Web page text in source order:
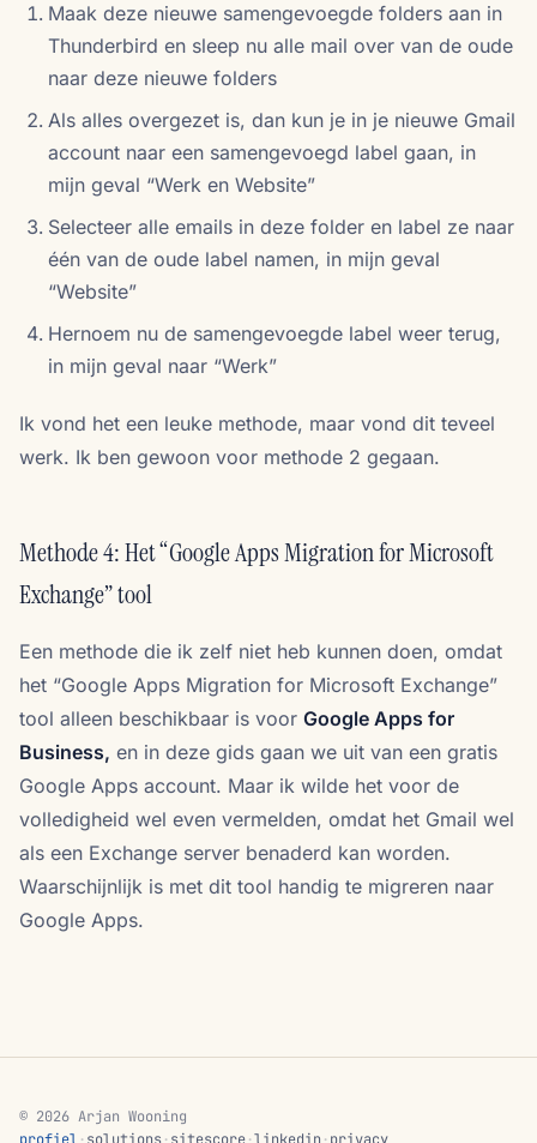
Maak deze nieuwe samengevoegde folders aan in
Thunderbird en sleep nu alle mail over van de oude
naar deze nieuwe folders
Als alles overgezet is, dan kun je in je nieuwe Gmail
account naar een samengevoegd label gaan, in
mijn geval “Werk en Website”
Selecteer alle emails in deze folder en label ze naar
één van de oude label namen, in mijn geval
“Website”
Hernoem nu de samengevoegde label weer terug,
in mijn geval naar “Werk”
Ik vond het een leuke methode, maar vond dit teveel
werk. Ik ben gewoon voor methode 2 gegaan.
Methode 4: Het “Google Apps Migration for Microsoft
Exchange” tool
Een methode die ik zelf niet heb kunnen doen, omdat
het “Google Apps Migration for Microsoft Exchange”
tool alleen beschikbaar is voor Google Apps for
Business, en in deze gids gaan we uit van een gratis
Google Apps account. Maar ik wilde het voor de
volledigheid wel even vermelden, omdat het Gmail wel
als een Exchange server benaderd kan worden.
Waarschijnlijk is met dit tool handig te migreren naar
Google Apps.
© 2026 Arjan Wooning